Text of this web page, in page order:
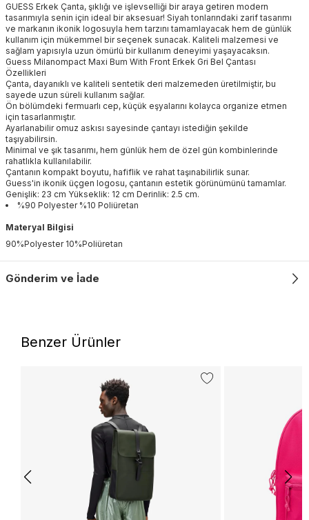
GUESS Erkek Çanta, şıklığı ve işlevselliği bir araya getiren modern
tasarımıyla senin için ideal bir aksesuar! Siyah tonlarındaki zarif tasarımı
ve markanın ikonik logosuyla hem tarzını tamamlayacak hem de günlük
kullanım için mükemmel bir seçenek sunacak. Kaliteli malzemesi ve
sağlam yapısıyla uzun ömürlü bir kullanım deneyimi yaşayacaksın.
Guess Milanompact Maxi Bum With Front Erkek Gri Bel Çantası
Özellikleri
Çanta, dayanıklı ve kaliteli sentetik deri malzemeden üretilmiştir, bu
sayede uzun süreli kullanım sağlar.
Ön bölümdeki fermuarlı cep, küçük eşyalarını kolayca organize etmen
için tasarlanmıştır.
Ayarlanabilir omuz askısı sayesinde çantayı istediğin şekilde
taşıyabilirsin.
Minimal ve şık tasarımı, hem günlük hem de özel gün kombinlerinde
rahatlıkla kullanılabilir.
Çantanın kompakt boyutu, hafiflik ve rahat taşınabilirlik sunar.
Guess'in ikonik üçgen logosu, çantanın estetik görünümünü tamamlar.
Genişlik: 23 cm Yükseklik: 12 cm Derinlik: 2.5 cm.
%90 Polyester %10 Poliüretan
Materyal Bilgisi
90%Polyester 10%Poliüretan
Gönderim ve İade
Benzer Ürünler